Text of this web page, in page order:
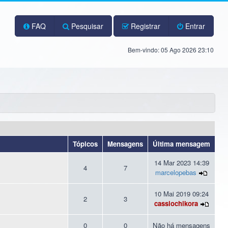
FAQ Pesquisar Registrar Entrar
Bem-vindo: 05 Ago 2026 23:10
Tópicos Mensagens Última mensagem
4 7
14 Mar 2023 14:39
marcelopebas
2 3
10 Mai 2019 09:24
cassiochikora
0 0 Não há mensagens